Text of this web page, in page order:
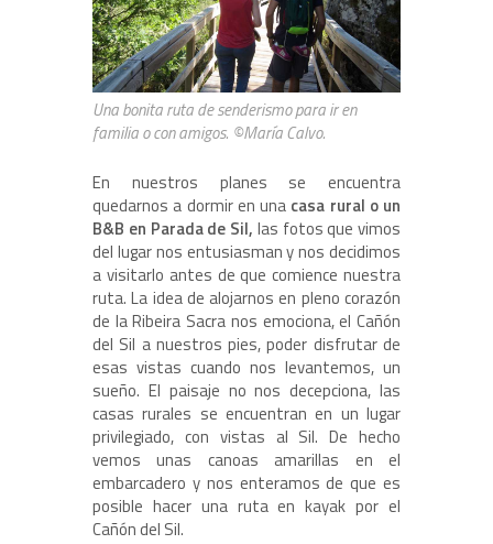
Una bonita ruta de senderismo para ir en
familia o con amigos. ©María Calvo.
En nuestros planes se encuentra
quedarnos a dormir en una casa rural o un
B&B en Parada de Sil, las fotos que vimos
del lugar nos entusiasman y nos decidimos
a visitarlo antes de que comience nuestra
ruta. La idea de alojarnos en pleno corazón
de la Ribeira Sacra nos emociona, el Cañón
del Sil a nuestros pies, poder disfrutar de
esas vistas cuando nos levantemos, un
sueño. El paisaje no nos decepciona, las
casas rurales se encuentran en un lugar
privilegiado, con vistas al Sil. De hecho
vemos unas canoas amarillas en el
embarcadero y nos enteramos de que es
posible hacer una ruta en kayak por el
Cañón del Sil.